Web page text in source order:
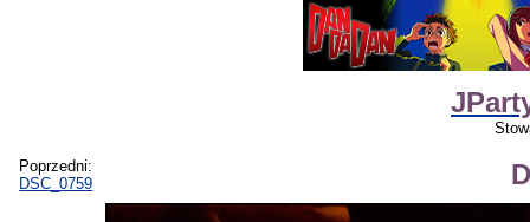
Poprzedni:
DSC_0759